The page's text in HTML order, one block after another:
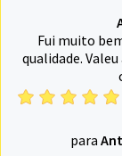
Fui muito
qualidade.
para